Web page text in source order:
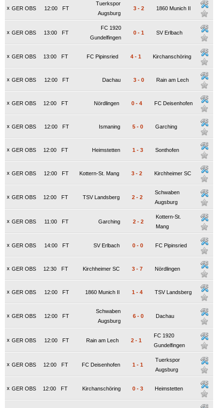
x GER OBS FT
12:00
Tuerkspor
Augsburg
3 - 2 1860 Munich II
x GER OBS FT
13:00
FC 1920
Gundelfingen
0 - 1 SV Erlbach
x GER OBS FT
13:00 FC Pipinsried 4 - 1 Kirchanschöring
x GER OBS FT
12:00 Dachau 3 - 0 Rain am Lech
x GER OBS FT
12:00 Nördlingen 0 - 4 FC Deisenhofen
x GER OBS FT
12:00 Ismaning 5 - 0 Garching
x GER OBS FT
12:00 Heimstetten 1 - 3 Sonthofen
x GER OBS FT
12:00 Kottern-St. Mang 3 - 2 Kirchheimer SC
x GER OBS FT
12:00 TSV Landsberg 2 - 2
Schwaben
Augsburg
x GER OBS FT
11:00 Garching 2 - 2
Kottern-St.
Mang
x GER OBS FT
14:00 SV Erlbach 0 - 0 FC Pipinsried
x GER OBS FT
12:30 Kirchheimer SC 3 - 7 Nördlingen
x GER OBS FT
12:00 1860 Munich II 1 - 4 TSV Landsberg
x GER OBS FT
12:00
Schwaben
Augsburg
6 - 0 Dachau
x GER OBS FT
12:00 Rain am Lech 2 - 1
FC 1920
Gundelfingen
x GER OBS FT
12:00 FC Deisenhofen 1 - 1
Tuerkspor
Augsburg
x GER OBS FT
12:00 Kirchanschöring 0 - 3 Heimstetten